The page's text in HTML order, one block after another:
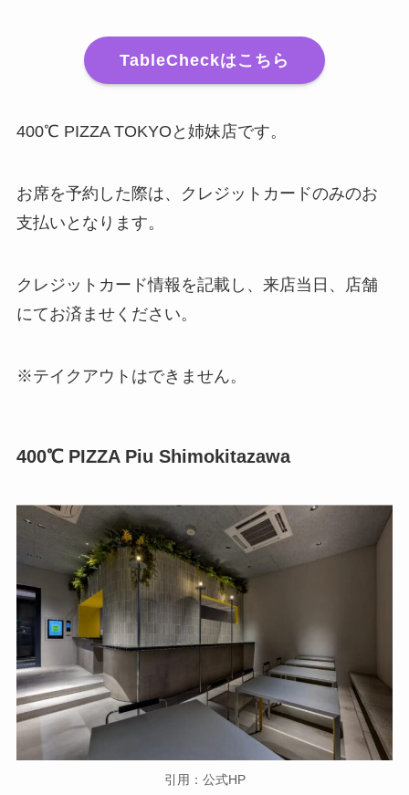
TableCheckはこちら
400℃ PIZZA TOKYOと姉妹店です。
お席を予約した際は、クレジットカードのみのお
支払いとなります。
クレジットカード情報を記載し、来店当日、店舗
にてお済ませください。
※テイクアウトはできません。
400℃ PIZZA Piu Shimokitazawa
引用：公式HP